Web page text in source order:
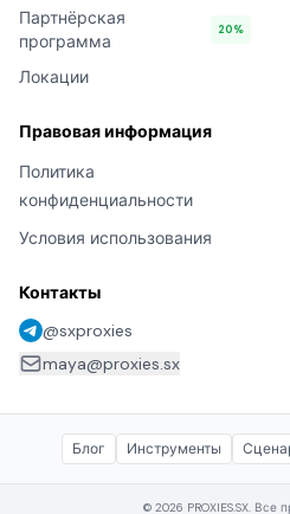
Партнёрская
программа
20%
Локации
Правовая информация
Политика
конфиденциальности
Условия использования
Контакты
@sxproxies
maya@proxies.sx
Блог Инструменты
© 2026 PROXIES.SX.